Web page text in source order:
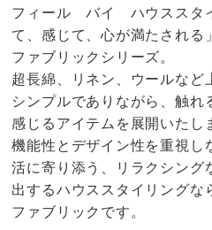
フィール バイ ハウススタ
て、感じて、心が満たされる
ファブリックシリーズ。
超長綿、リネン、ウールなど
シンプルでありながら、触れ
感じるアイテムを展開いたし
機能性とデザイン性を重視し
活に寄り添う、リラクシング
出するハウススタイリングな
ファブリックです。